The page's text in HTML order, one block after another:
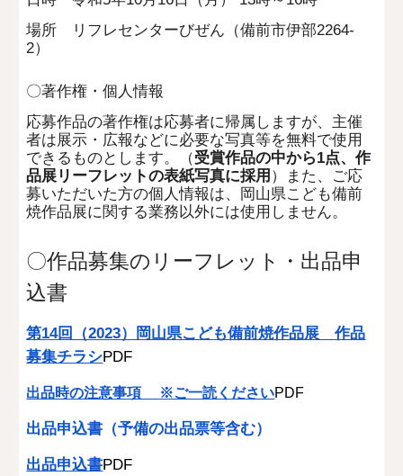
場所 リフレセンターびぜん（備前市伊部2264-
2）
〇著作権・個人情報
応募作品の著作権は応募者に帰属しますが、主催
者は展示・広報などに必要な写真等を無料で使用
できるものとします。（受賞作品の中から1点、作
品展リーフレットの表紙写真に採用 ）また、ご応
募いただいた方の個人情報は、岡山県こども備前
焼作品展に関する業務以外には使用しません。
〇作品募集のリーフレット・ 出品申
込書
第14回（2023）岡山県こども備前焼作品展 作品
募集チラシPDF
出品時の注意事項 ※ご一読くださいPDF
出品申込書（予備の出品票等含む）
出品申込書PDF